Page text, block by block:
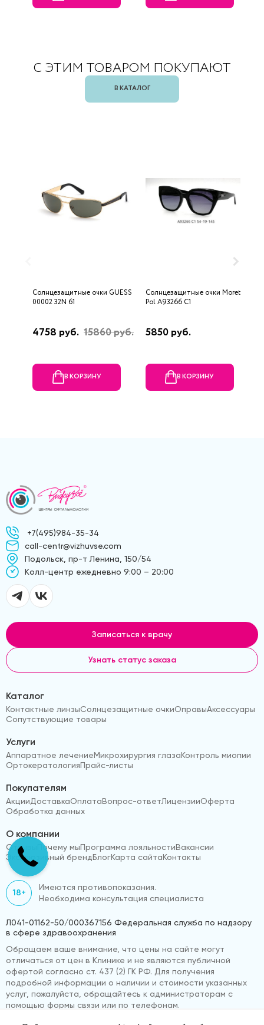
С ЭТИМ ТОВАРОМ ПОКУПАЮТ
В КАТАЛОГ
Солнцезащитные очки GUESS
00002 32N 61
4758 руб. 15860 руб.
В КОРЗИНУ
Солнцезащитные очки Moretti
Pol A93266 C1
5850 руб.
В КОРЗИНУ
+7(495)984-35-34
call-centr@vizhuvse.com
Подольск, пр-т Ленина, 150/54
Kолл-центр ежедневно 9:00 – 20:00
Записаться к врачу
Узнать статус заказа
Каталог
Контактные линзыСолнцезащитные очкиОправыАксессуары
Сопутствующие товары
Услуги
Аппаратное лечениеМикрохирургия глазаКонтроль миопии
ОртокератологияПрайс-листы
Покупателям
АкцииДоставкаОплатаВопрос-ответЛицензииОферта
Обработка данных
О компании
Отзывы Почему мыПрограмма лояльностиВакансии
Эксклюзивный брендБлогКарта сайтаКонтакты
18+
Имеются противопоказания.
Необходима консультация специалиста
Л041-01162-50/000367156 Федеральная служба по надзору
в сфере здравоохранения
Обращаем ваше внимание, что цены на сайте могут
отличаться от цен в Клинике и не являются публичной
офертой согласно ст. 437 (2) ГК РФ. Для получения
подробной информации о наличии и стоимости указанных
услуг, пожалуйста, обращайтесь к администраторам с
помощью формы связи или по телефонам.